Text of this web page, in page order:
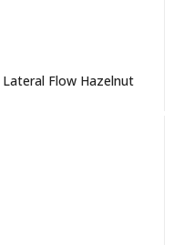
Flow Hazelnut